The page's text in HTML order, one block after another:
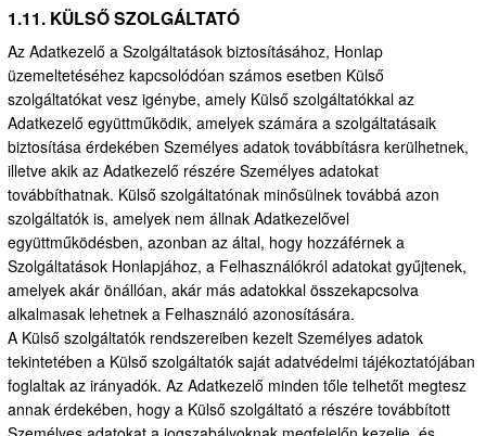
1.11. KÜLSŐ SZOLGÁLTATÓ
Az Adatkezelő a Szolgáltatások biztosításához, Honlap
üzemeltetéséhez kapcsolódóan számos esetben Külső
szolgáltatókat vesz igénybe, amely Külső szolgáltatókkal az
Adatkezelő együttműködik, amelyek számára a szolgáltatásaik
biztosítása érdekében Személyes adatok továbbításra kerülhetnek,
illetve akik az Adatkezelő részére Személyes adatokat
továbbíthatnak. Külső szolgáltatónak minősülnek továbbá azon
szolgáltatók is, amelyek nem állnak Adatkezelővel
együttműködésben, azonban az által, hogy hozzáférnek a
Szolgáltatások Honlapjához, a Felhasználókról adatokat gyűjtenek,
amelyek akár önállóan, akár más adatokkal összekapcsolva
alkalmasak lehetnek a Felhasználó azonosítására.
A Külső szolgáltatók rendszereiben kezelt Személyes adatok
tekintetében a Külső szolgáltatók saját adatvédelmi tájékoztatójában
foglaltak az irányadók. Az Adatkezelő minden tőle telhetőt megtesz
annak érdekében, hogy a Külső szolgáltató a részére továbbított